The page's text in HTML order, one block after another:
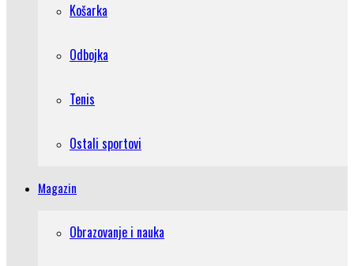
Košarka
Odbojka
Tenis
Ostali sportovi
Magazin
Obrazovanje i nauka